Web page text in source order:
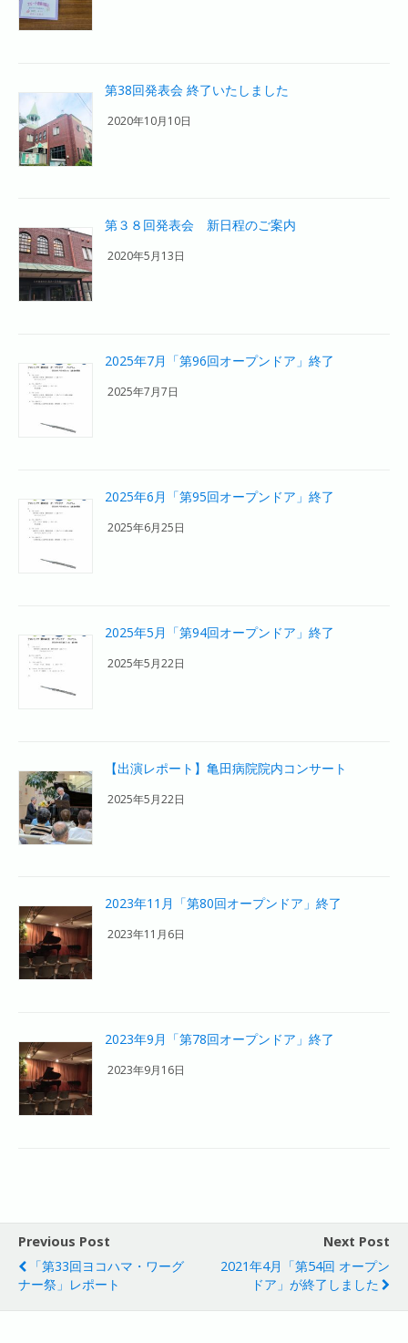
第38回発表会 終了いたしました
2020年10月10日
第３８回発表会 新日程のご案内
2020年5月13日
2025年7月「第96回オープンドア」終了
2025年7月7日
2025年6月「第95回オープンドア」終了
2025年6月25日
2025年5月「第94回オープンドア」終了
2025年5月22日
【出演レポート】亀田病院院内コンサート
2025年5月22日
2023年11月「第80回オープンドア」終了
2023年11月6日
2023年9月「第78回オープンドア」終了
2023年9月16日
Previous Post
「第33回ヨコハマ・ワーグ
ナー祭」レポート
Next Post
2021年4月「第54回 オープン
ドア」が終了しました